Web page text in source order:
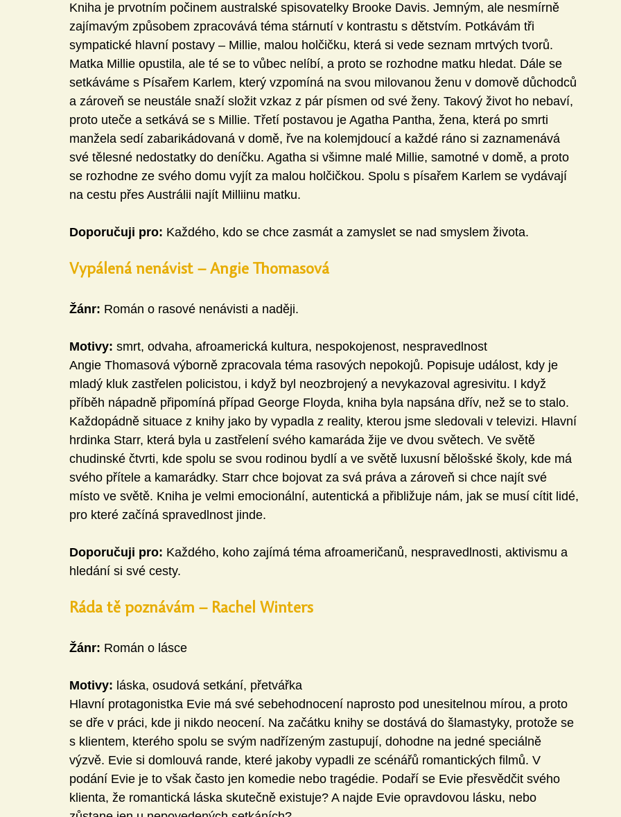
Kniha je prvotním počinem australské spisovatelky Brooke Davis. Jemným, ale nesmírně
zajímavým způsobem zpracovává téma stárnutí v kontrastu s dětstvím. Potkávám tři
sympatické hlavní postavy – Millie, malou holčičku, která si vede seznam mrtvých tvorů.
Matka Millie opustila, ale té se to vůbec nelíbí, a proto se rozhodne matku hledat. Dále se
setkáváme s Písařem Karlem, který vzpomíná na svou milovanou ženu v domově důchodců
a zároveň se neustále snaží složit vzkaz z pár písmen od své ženy. Takový život ho nebaví,
proto uteče a setkává se s Millie. Třetí postavou je Agatha Pantha, žena, která po smrti
manžela sedí zabarikádovaná v domě, řve na kolemjdoucí a každé ráno si zaznamenává
své tělesné nedostatky do deníčku. Agatha si všimne malé Millie, samotné v domě, a proto
se rozhodne ze svého domu vyjít za malou holčičkou. Spolu s písařem Karlem se vydávají
na cestu přes Austrálii najít Milliinu matku.
Doporučuji pro: Každého, kdo se chce zasmát a zamyslet se nad smyslem života.
Vypálená nenávist – Angie Thomasová
Žánr: Román o rasové nenávisti a naději.
Motivy: smrt, odvaha, afroamerická kultura, nespokojenost, nespravedlnost
Angie Thomasová výborně zpracovala téma rasových nepokojů. Popisuje událost, kdy je
mladý kluk zastřelen policistou, i když byl neozbrojený a nevykazoval agresivitu. I když
příběh nápadně připomíná případ George Floyda, kniha byla napsána dřív, než se to stalo.
Každopádně situace z knihy jako by vypadla z reality, kterou jsme sledovali v televizi. Hlavní
hrdinka Starr, která byla u zastřelení svého kamaráda žije ve dvou světech. Ve světě
chudinské čtvrti, kde spolu se svou rodinou bydlí a ve světě luxusní bělošské školy, kde má
svého přítele a kamarádky. Starr chce bojovat za svá práva a zároveň si chce najít své
místo ve světě. Kniha je velmi emocionální, autentická a přibližuje nám, jak se musí cítit lidé,
pro které začíná spravedlnost jinde.
Doporučuji pro: Každého, koho zajímá téma afroameričanů, nespravedlnosti, aktivismu a
hledání si své cesty.
Ráda tě poznávám – Rachel Winters
Žánr: Román o lásce
Motivy: láska, osudová setkání, přetvářka
Hlavní protagonistka Evie má své sebehodnocení naprosto pod unesitelnou mírou, a proto
se dře v práci, kde ji nikdo neocení. Na začátku knihy se dostává do šlamastyky, protože se
s klientem, kterého spolu se svým nadřízeným zastupují, dohodne na jedné speciálně
výzvě. Evie si domlouvá rande, které jakoby vypadli ze scénářů romantických filmů. V
podání Evie je to však často jen komedie nebo tragédie. Podaří se Evie přesvědčit svého
klienta, že romantická láska skutečně existuje? A najde Evie opravdovou lásku, nebo